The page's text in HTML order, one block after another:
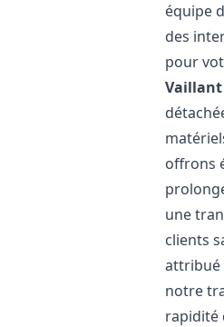
équipe
des
pour
Vaillant
offrons
une
clients
attribué
notre
rapidité